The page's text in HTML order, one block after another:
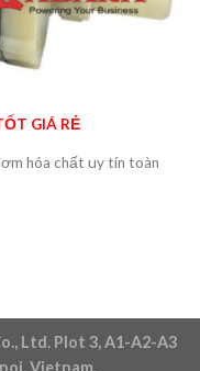
GIÁ RẺ
hóa chất uy tín toàn
Ltd. Plot 3, A1-A2-A3
Vietnam.